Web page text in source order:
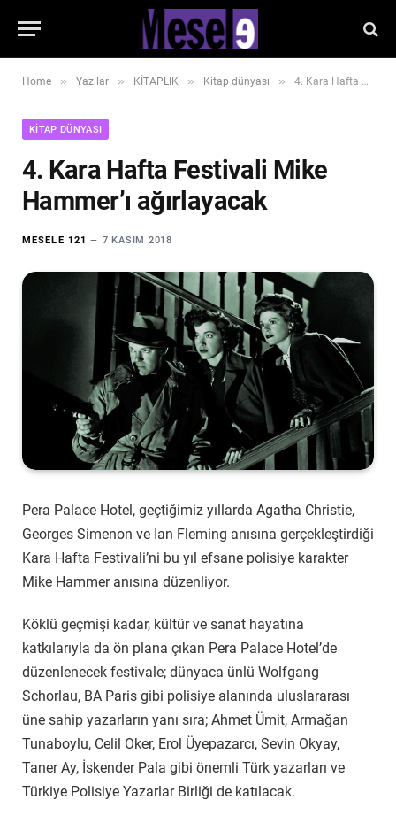
Home » Yazılar » KİTAPLIK » Kitap dünyası » 4. Kara Hafta Festivali Mike Hammer’ı ağırlayacak
KITAP DÜNYASI
4. Kara Hafta Festivali Mike
Hammer’ı ağırlayacak
MESELE 121 7 KASIM 2018
Pera Palace Hotel, geçtiğimiz yıllarda Agatha Christie,
Georges Simenon ve Ian Fleming anısına gerçekleştirdiği
Kara Hafta Festivali’ni bu yıl efsane polisiye karakter
Mike Hammer anısına düzenliyor.
Köklü geçmişi kadar, kültür ve sanat hayatına
katkılarıyla da ön plana çıkan Pera Palace Hotel’de
düzenlenecek festivale; dünyaca ünlü Wolfgang
Schorlau, BA Paris gibi polisiye alanında uluslararası
üne sahip yazarların yanı sıra; Ahmet Ümit, Armağan
Tunaboylu, Celil Oker, Erol Üyepazarcı, Sevin Okyay,
Taner Ay, İskender Pala gibi önemli Türk yazarları ve
Türkiye Polisiye Yazarlar Birliği de katılacak.